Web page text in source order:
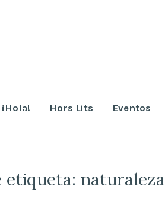
¡Hola! Hors Lits Eventos
etiqueta: naturaleza